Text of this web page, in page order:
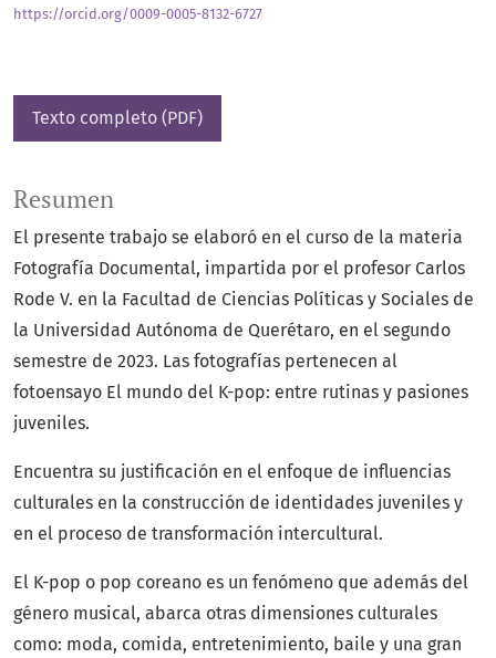
https://orcid.org/0009-0005-8132-6727
Texto completo (PDF)
Resumen
El presente trabajo se elaboró en el curso de la materia
Fotografía Documental, impartida por el profesor Carlos
Rode V. en la Facultad de Ciencias Políticas y Sociales de
la Universidad Autónoma de Querétaro, en el segundo
semestre de 2023. Las fotografías pertenecen al
fotoensayo El mundo del K-pop: entre rutinas y pasiones
juveniles.
Encuentra su justificación en el enfoque de influencias
culturales en la construcción de identidades juveniles y
en el proceso de transformación intercultural.
El K-pop o pop coreano es un fenómeno que además del
género musical, abarca otras dimensiones culturales
como: moda, comida, entretenimiento, baile y una gran